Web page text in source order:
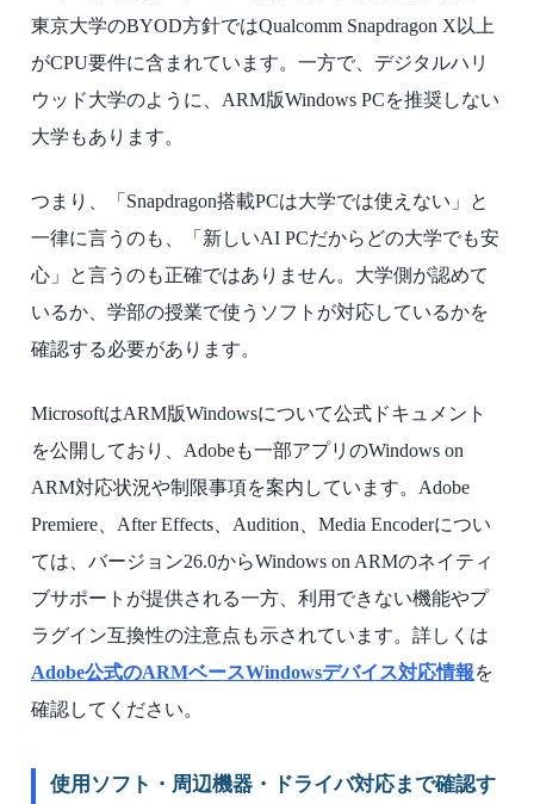
東京大学のBYOD方針ではQualcomm Snapdragon X以上
がCPU要件に含まれています。一方で、デジタルハリ
ウッド大学のように、ARM版Windows PCを推奨しない
大学もあります。
つまり、「Snapdragon搭載PCは大学では使えない」と
一律に言うのも、「新しいAI PCだからどの大学でも安
心」と言うのも正確ではありません。大学側が認めて
いるか、学部の授業で使うソフトが対応しているかを
確認する必要があります。
MicrosoftはARM版Windowsについて公式ドキュメント
を公開しており、Adobeも一部アプリのWindows on
ARM対応状況や制限事項を案内しています。Adobe
Premiere、After Effects、Audition、Media Encoderについ
ては、バージョン26.0からWindows on ARMのネイティ
ブサポートが提供される一方、利用できない機能やプ
ラグイン互換性の注意点も示されています。詳しくは
Adobe公式のARMベースWindowsデバイス対応情報を
確認してください。
使用ソフト・周辺機器・ドライバ対応まで確認す